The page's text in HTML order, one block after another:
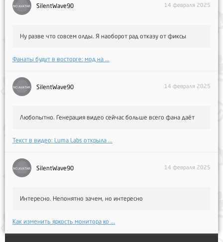
SilentWave90 14 февраля 2025
Ну разве что совсем олды. Я наоборот рад отказу от фиксы
Фанаты будут в восторге: мод на ...
SilentWave90 14 февраля 2025
Любопытно. Генерация видео сейчас больше всего фана даёт
Текст в видео: Luma Labs открыла ...
SilentWave90 14 февраля 2025
Интересно. Непонятно зачем, но интересно
Как изменить яркость монитора ко ...